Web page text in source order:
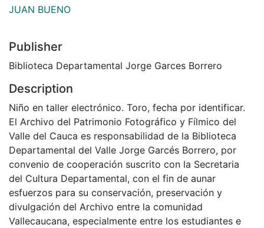
JUAN BUENO
Publisher
Biblioteca Departamental Jorge Garces Borrero
Description
Niño en taller electrónico. Toro, fecha por identificar.
El Archivo del Patrimonio Fotográfico y Fílmico del
Valle del Cauca es responsabilidad de la Biblioteca
Departamental del Valle Jorge Garcés Borrero, por
convenio de cooperación suscrito con la Secretaria
del Cultura Departamental, con el fin de aunar
esfuerzos para su conservación, preservación y
divulgación del Archivo entre la comunidad
Vallecaucana, especialmente entre los estudiantes e